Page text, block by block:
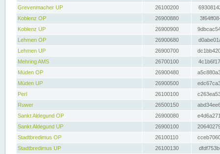
Grevenmacher UP
26100200
Koblenz OP
26900880
Koblenz UP
26900900
Lehmen OP
26900680
Lehmen UP
26900700
Mehring AMS
26700100
Müden OP
26900480
Müden UP
26900500
Perl
26100100
Ruwer
26500150
Sankt Aldegund OP
26900080
Sankt Aldegund UP
26900100
Stadtbredimus OP
26100110
Stadtbredimus UP
26100130